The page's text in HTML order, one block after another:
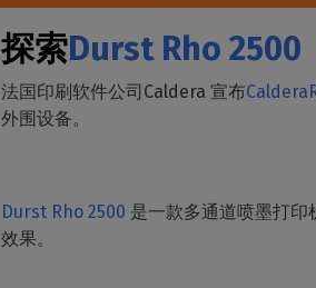
探索Durst Rho 2500
法国印刷软件公司Caldera 宣布
外围设备。
Durst Rho 2500 是一款多通道喷墨打
效果。